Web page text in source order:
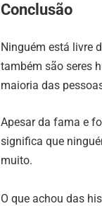
Conclusão
Ninguém está livre
também são seres
maioria das
Apesar da fama e
significa que
muito.
O que achou das